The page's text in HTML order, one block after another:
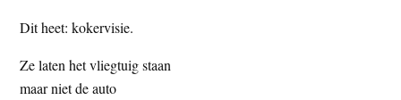
Dit heet: kokervisie.
Ze laten het vliegtuig staan
maar niet de auto